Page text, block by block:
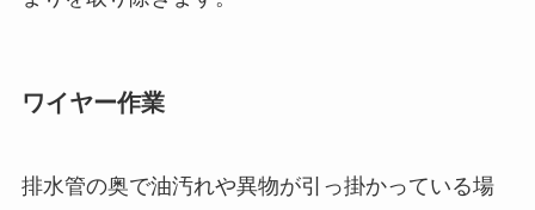
ワイヤー作業
排水管の奥で油汚れや異物が引っ掛かっている場